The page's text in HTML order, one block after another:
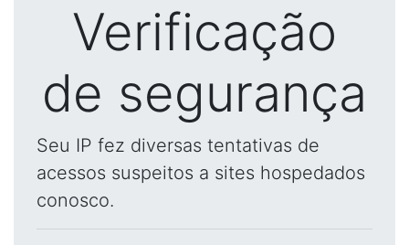
Verificação
de segurança
Seu IP fez diversas tentativas de
acessos suspeitos a sites hospedados
conosco.